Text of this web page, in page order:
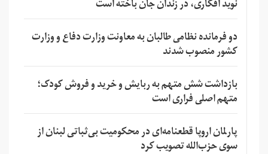
نوید افکاری، در زندان جان باخته است
دو فرمانده نظامی طالبان به معاونت وزارت دفاع و وزارت
کشور منصوب شدند
بازداشت شش متهم به ربایش و خرید و فروش کودک؛
متهم اصلی فراری است
پارلمان اروپا قطعنامه‌ای در محکومیت بی‌ثباتی لبنان از
سوی حزب‌الله تصویب کرد